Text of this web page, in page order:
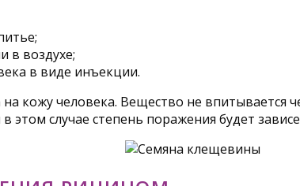
в воздухе;
в виде инъекции.
кожу человека. Вещество не
этом случае степень поражения будет